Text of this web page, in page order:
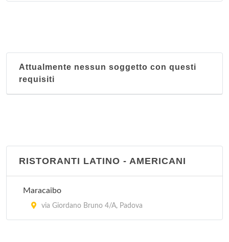
Attualmente nessun soggetto con questi
requisiti
RISTORANTI LATINO - AMERICANI
Maracaibo
via Giordano Bruno 4/A, Padova